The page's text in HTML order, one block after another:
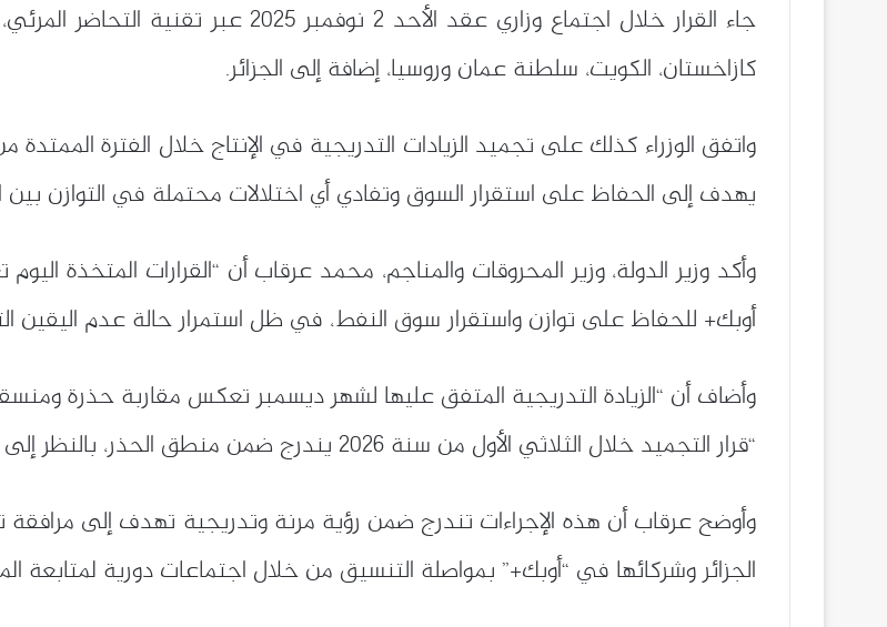
جاء القرار خلال اجتماع وزاري عقد الأحد 2
كازاخستان، الكويت، سلطنة عمان وروسيا، إضافة إلى الجزائر.
يهدف إلى الحفاظ على استقرار السوق وتفادي أي اختلالات محتملة في التوازن
وأكد وزير الدولة، وزير المحروقات والمناجم، محمد عرقاب أن “القرارات المتخذة
أوبك+ للحفاظ على توازن واستقرار سوق النفط، في ظل استمرار حالة عدم اليقين
وأضاف أن “الزيادة التدريجية المتفق عليها لشهر ديسمبر تعكس مقاربة حذرة
“قرار التجميد خلال الثلاثي الأول من سنة 2026 يندرج ضمن منطق الحذر، بالنظر إلى انخفاض الطلب الموسمي خلال هذه الفترة”.
وأوضح عرقاب أن هذه الإجراءات تندرج ضمن رؤية مرنة وتدريجية تهدف إلى مرافقة
الجزائر وشركائها في “أوبك+” بمواصلة التنسيق من خلال اجتماعات دورية لمتابعة